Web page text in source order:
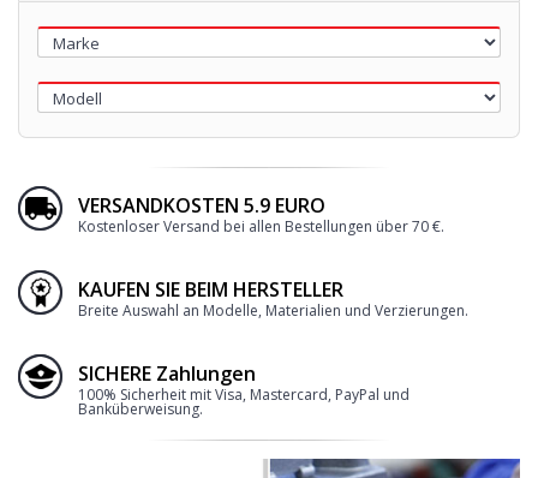
VERSANDKOSTEN 5.9 EURO
Kostenloser Versand bei allen Bestellungen über 70 €.
KAUFEN SIE BEIM HERSTELLER
Breite Auswahl an Modelle, Materialien und Verzierungen.
SICHERE Zahlungen
100% Sicherheit mit Visa, Mastercard, PayPal und
Banküberweisung.